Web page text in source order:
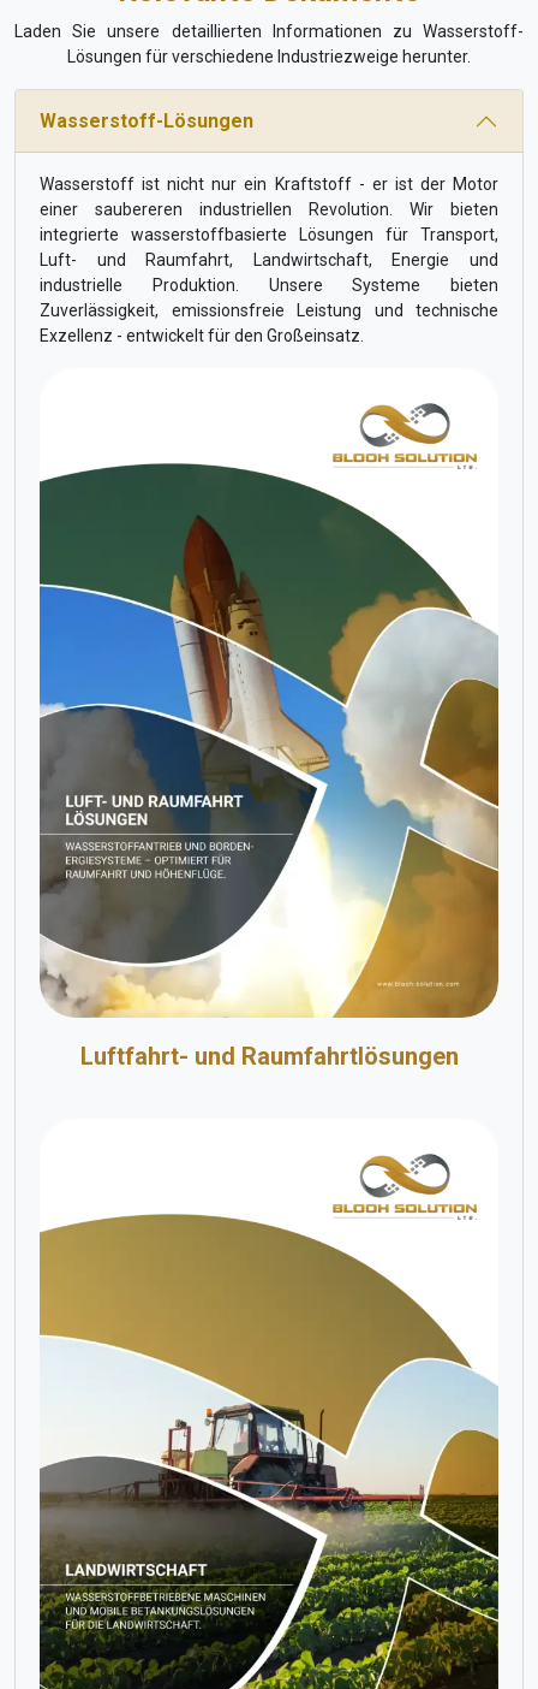
Laden Sie unsere detaillierten Informationen zu Wasserstoff-
Lösungen für verschiedene Industriezweige herunter.
Wasserstoff-Lösungen
Wasserstoff ist nicht nur ein Kraftstoff - er ist der Motor
einer saubereren industriellen Revolution. Wir bieten
integrierte wasserstoffbasierte Lösungen für Transport,
Luft- und Raumfahrt, Landwirtschaft, Energie und
industrielle Produktion. Unsere Systeme bieten
Zuverlässigkeit, emissionsfreie Leistung und technische
Exzellenz - entwickelt für den Großeinsatz.
Luftfahrt- und Raumfahrtlösungen